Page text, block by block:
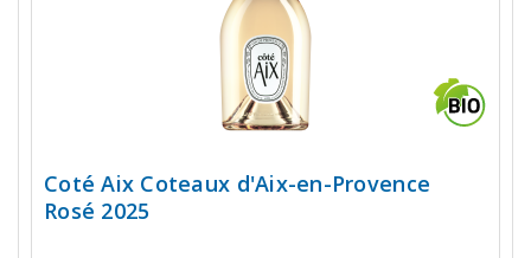
Coté Aix Coteaux d'Aix-en-Provence
Rosé 2025